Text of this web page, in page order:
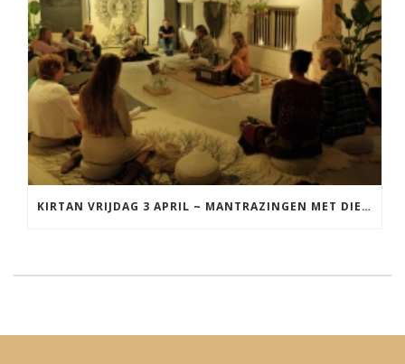
KIRTAN VRIJDAG 3 APRIL ~ MANTRAZINGEN MET DIEDERICK IN LEEUWARDEN